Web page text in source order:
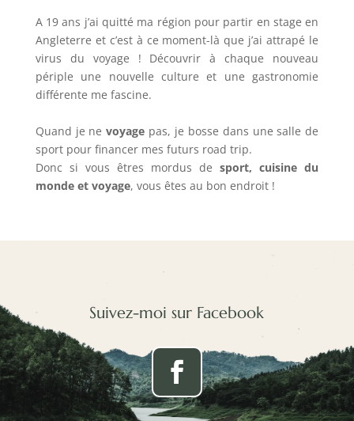
A 19 ans j’ai quitté ma région pour partir en stage en
Angleterre et c’est à ce moment-là que j’ai attrapé le
virus du voyage ! Découvrir à chaque nouveau
périple une nouvelle culture et une gastronomie
différente me fascine.
Quand je nevoyage pas, je bosse dans une salle de
sport pour financer mes futurs road trip.
Donc si vous êtres mordus desport, cuisine du
monde et voyage, vous êtes au bon endroit !
Suivez-moi sur Facebook